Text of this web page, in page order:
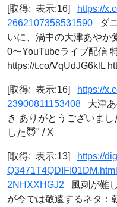
[取得: 表示:16]
https://
2662107358531590 ダ
いに、渦中の大津あやか
0〜YouTubeライブ配信
https://t.co/VqUdJG6klL
[取得: 表示:16]
https://
23900811153408 大津あ
き ありがとうございまし
した😇" / X
[取得: 表示:13]
https://
2NHXXHGJ2 風刺が難
が今では敬遠するネタ：